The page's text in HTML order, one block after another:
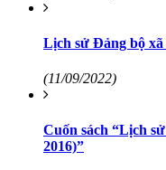
Lịch sử Đảng bộ xã
(11/09/2022)
Cuốn sách “Lịch
2016)”